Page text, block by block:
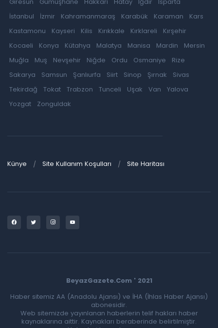
İstanbul
İzmir Kahramanmaraş Karabük Karaman
Kars
Kastamonu
Kayseri Kilis Kırıkkale Kırklareli
Kırşehir
Kocaeli
Konya Kütahya Malatya Manisa Mardin
Mersin
Muğla
Muş Nevşehir Niğde Ordu Osmaniye
Rize
Sakarya
Samsun Şanlıurfa Siirt Sinop Şırnak
Sivas
Tekirdağ
Tokat Trabzon Tunceli Uşak Van
Yalova
Yozgat
Zonguldak
Künye Site Kullanım Koşulları Site Haritası
BeyazGazete.Com ' 2021
Haber sitemiz AA (Anadolu Ajansı) ve İHA (İhlas Haber Ajansı)
abonesidir.
Web sitemizde yayınlanan haberlerin telif hakları haber
kaynaklarına aittir. Kaynakları beraberinde belirtilmiştir.